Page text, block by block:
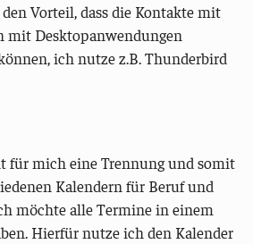
Vorteil, dass die Kontakte mit
mit Desktopanwendungen
ich nutze z.B. Thunderbird
für mich eine Trennung und somit
Kalendern für Beruf und
möchte alle Termine in einem
Hierfür nutze ich den Kalender